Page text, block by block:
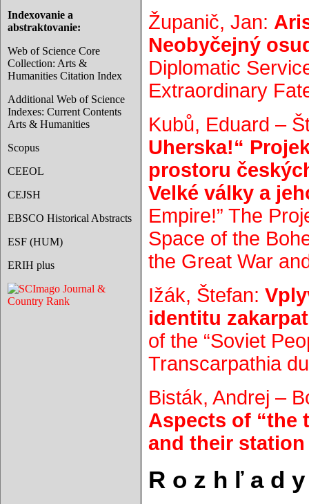
Indexovanie a
abstraktovanie:
Web of Science Core
Collection: Arts &
Humanities Citation Index
Additional Web of Science
Indexes: Current Contents
Arts & Humanities
Scopus
CEEOL
CEJSH
EBSCO Historical Abstracts
ESF (HUM)
ERIH plus
Županič, Jan:
Neobyčejný
Diplomatic
Extraordinary
Kubů, Eduard –
Uherska!“
prostoru
Velké války a
Empire!” The
Space of the
the Great War
Ižák, Štefan:
identitu
of the “Soviet
Transcarpathia
Bisták, Andrej –
Aspects of “the
and their
R o z h ľ a d y